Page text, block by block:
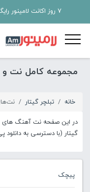
7 روز اکانت لامینور رایگان فقط با ثبت نام در سایت
مجموعه کامل نت و
خانه تبلچر گیتار
در این صفحه نت آهنگ های
گیتار (با دسترسی به
پیچک